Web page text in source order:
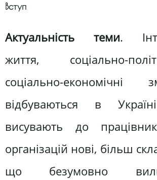
Вступ
Актуальність теми.
життя, соціально-
соціально-економічні
відбуваються в
висувають до
організацій нові, більш
що безумовно